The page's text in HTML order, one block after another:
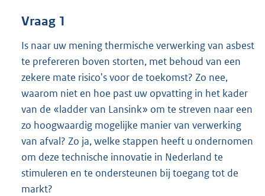
:
7
K
b
Vraag 1
Is naar uw mening thermische verwerking van asbest
te prefereren boven storten, met behoud van een
zekere mate risico's voor de toekomst? Zo nee,
waarom niet en hoe past uw opvatting in het kader
van de «ladder van Lansink» om te streven naar een
zo hoogwaardig mogelijke manier van verwerking
van afval? Zo ja, welke stappen heeft u ondernomen
om deze technische innovatie in Nederland te
stimuleren en te ondersteunen bij toegang tot de
markt?